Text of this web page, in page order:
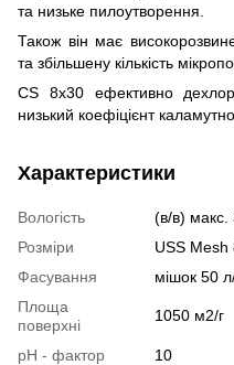
та низьке пилоутворення.
Також він має
та збільшену кількість
CS 8x30 ефективно
низький коефіцієнт
Характеристики
Вологість
(в/в) макс.
Розміри
USS Mesh
Фасування
мішок 50
Площа
поверхні
1050 м2/г
pH - фактор
10